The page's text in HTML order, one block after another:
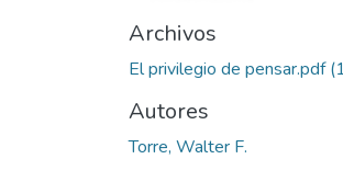
Archivos
El privilegio de pensar.pdf
Autores
Torre, Walter F.